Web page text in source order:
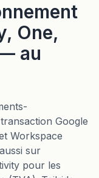
One,
au
Google
Workspace
sur
pour les